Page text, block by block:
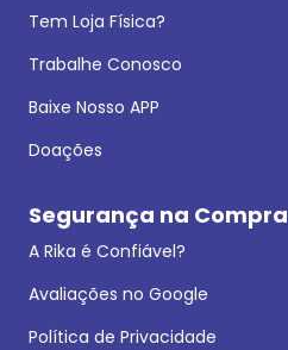
Tem Loja Física?
Trabalhe Conosco
Baixe Nosso APP
Doações
Segurança na Compra
A Rika é Confiável?
Avaliações no Google
Política de Privacidade